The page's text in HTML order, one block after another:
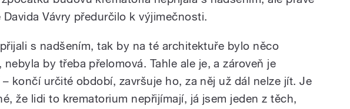
Vávry předurčilo k výjimečnosti.
s nadšením, tak by na té architektuře bylo něco
nebyla by třeba přelomová. Tahle ale je, a zároveň je
končí určité období, završuje ho, za něj už dál nelze jít. Je
že lidi to krematorium nepřijímají, já jsem jeden z těch,